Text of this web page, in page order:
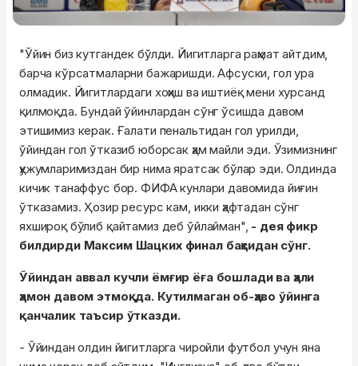
"Ўйин биз кутгандек бўлди. Йигитларга раҳмат айтдим,
барча кўрсатмаларни бажаришди. Афсуски, гол ура
олмадик. Йигитлардаги хоҳиш ва иштиёқ мени хурсанд
қилмоқда. Бундай ўйинлардан сўнг ўсишда давом
этишимиз керак. Ғалати пенальтидан гол урилди,
ўйиндан гол ўтказиб юборсак ҳам майли эди. Ўзимизнинг
ҳужумларимиздан бир нима яратсак бўлар эди. Олдинда
кичик танаффус бор. ФИФА кунлари давомида йиғин
ўтказамиз. Ҳозир ресурс кам, икки ҳафтадан сўнг
яхшироқ бўлиб қайтамиз деб ўйлайман", - дея фикр
билдирди Максим Шацких финал баҳсидан сўнг.
Ўйиндан аввал кучли ёмғир ёға бошлади ва ҳали
ҳамон давом этмоқда. Кутилмаган об-ҳаво ўйинга
қанчалик таъсир ўтказди.
- Ўйиндан олдин йигитларга чиройли футбол учун яна